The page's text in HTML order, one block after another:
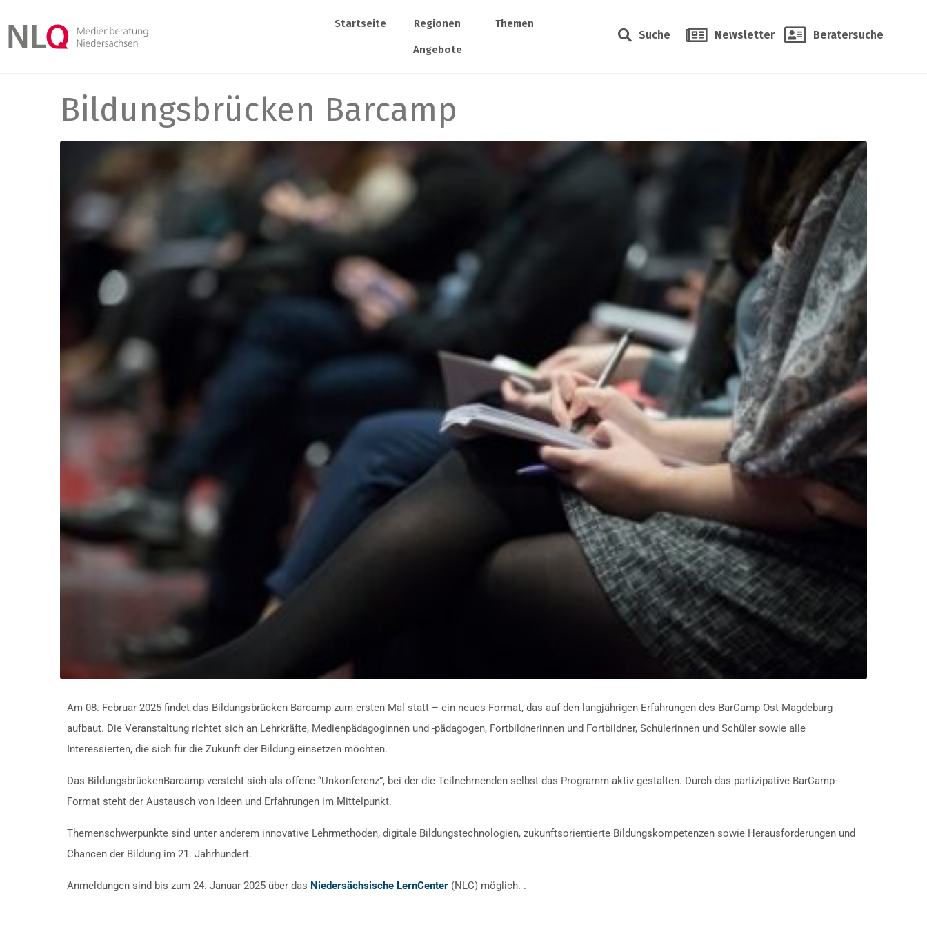
Startseite Regionen Themen
Angebote
Suche Newsletter Beratersuche
Bildungsbrücken Barcamp
Am 08. Februar 2025 findet das Bildungsbrücken Barcamp zum ersten Mal statt – ein neues Format, das auf den langjährigen Erfahrungen des BarCamp Ost Magdeburg
aufbaut. Die Veranstaltung richtet sich an Lehrkräfte, Medienpädagoginnen und -pädagogen, Fortbildnerinnen und Fortbildner, Schülerinnen und Schüler sowie alle
Interessierten, die sich für die Zukunft der Bildung einsetzen möchten.
Das BildungsbrückenBarcamp versteht sich als offene “Unkonferenz”, bei der die Teilnehmenden selbst das Programm aktiv gestalten. Durch das partizipative BarCamp-
Format steht der Austausch von Ideen und Erfahrungen im Mittelpunkt.
Themenschwerpunkte sind unter anderem innovative Lehrmethoden, digitale Bildungstechnologien, zukunftsorientierte Bildungskompetenzen sowie Herausforderungen und
Chancen der Bildung im 21. Jahrhundert.
Anmeldungen sind bis zum 24. Januar 2025 über das Niedersächsische LernCenter (NLC) möglich. .